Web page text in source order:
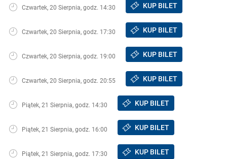
Czwartek, 20 Sierpnia, godz. 14:30 KUP BILET
Czwartek, 20 Sierpnia, godz. 17:30 KUP BILET
Czwartek, 20 Sierpnia, godz. 19:00 KUP BILET
Czwartek, 20 Sierpnia, godz. 20:55 KUP BILET
Piątek, 21 Sierpnia, godz. 14:30 KUP BILET
Piątek, 21 Sierpnia, godz. 16:00 KUP BILET
Piątek, 21 Sierpnia, godz. 17:30 KUP BILET